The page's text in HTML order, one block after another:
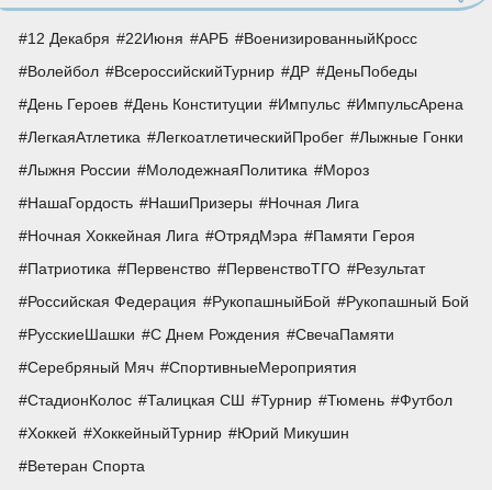
12 Декабря 22Июня АРБ
ВоенизированныйКросс
Волейбол
ВсероссийскийТурнир ДР
ДеньПобеды
День Героев
День Конституции Импульс
ИмпульсАрена
ЛегкаяАтлетика
ЛегкоатлетическийПробег
Лыжные Гонки
Лыжня России
МолодежнаяПолитика
Мороз
НашаГордость
НашиПризеры
Ночная Лига
Ночная Хоккейная Лига
ОтрядМэра
Памяти Героя
Патриотика
Первенство ПервенствоТГО
Результат
Российская Федерация
РукопашныйБой
Рукопашный Бой
РусскиеШашки
С Днем Рождения
СвечаПамяти
Серебряный Мяч
СпортивныеМероприятия
СтадионКолос
Талицкая СШ Турнир Тюмень
Футбол
Хоккей
ХоккейныйТурнир
Юрий Микушин
Ветеран Спорта